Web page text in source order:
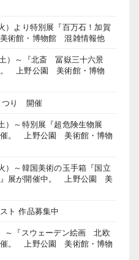
）より特別展『百万石！加賀
術館・博物館 混雑情報他
）～『北斎 冨嶽三十六景
。 上野公園 美術館・博物
つり 開催
）～特別展『超危険生物展
催。 上野公園 美術館・博物
）～韓国美術の玉手箱『国立
』展が開催中。 上野公園 美
ト 作品募集中
～『スウェーデン絵画 北欧
催。 上野公園 美術館・博物